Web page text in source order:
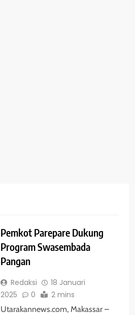
Pemkot Parepare Dukung
Program Swasembada
Pangan
Redaksi
18 Januari
2025
0 2 mins
Utarakannews.com, Makassar –